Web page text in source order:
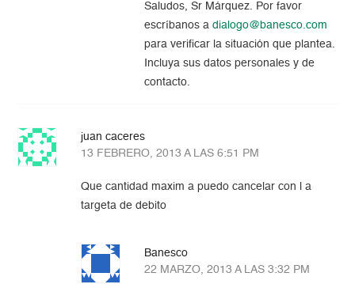
Saludos, Sr Márquez. Por favor
escríbanos adialogo@banesco.com
para verificar la situación que plantea.
Incluya sus datos personales y de
contacto.
juan caceres
13 FEBRERO, 2013 A LAS 6:51 PM
Que cantidad maxim a puedo cancelar con l a
targeta de debito
Banesco
22 MARZO, 2013 A LAS 3:32 PM